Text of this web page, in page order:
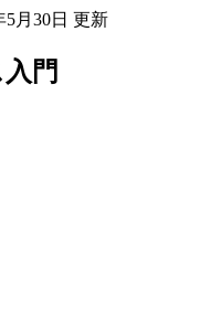
5月30日 更新
門